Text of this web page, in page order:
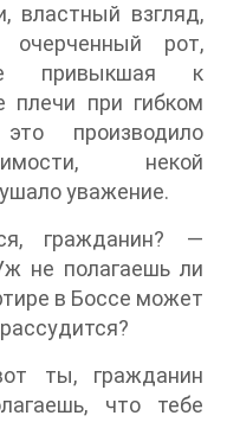
властный взгляд,
очерченный рот,
привыкшая к
плечи при гибком
производило
некой
уважение.
гражданин? —
не полагаешь ли
в Боссе может
ты, гражданин
что тебе